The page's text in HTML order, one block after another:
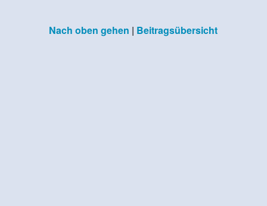
Nach oben gehen | Beitragsübersicht